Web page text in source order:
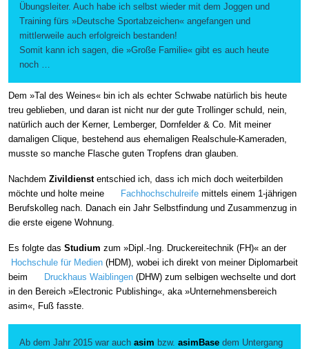
Übungsleiter. Auch habe ich selbst wieder mit dem Joggen und
Training fürs »Deutsche Sportabzeichen« angefangen und
mittlerweile auch erfolgreich bestanden!
Somit kann ich sagen, die »Große Familie« gibt es auch heute
noch …
Dem »Tal des Weines« bin ich als echter Schwabe natürlich bis heute
treu geblieben, und daran ist nicht nur der gute Trollinger schuld, nein,
natürlich auch der Kerner, Lemberger, Dornfelder & Co. Mit meiner
damaligen Clique, bestehend aus ehemaligen Realschule-Kameraden,
musste so manche Flasche guten Tropfens dran glauben.
Nachdem Zivildienstentschied ich, dass ich mich doch weiterbilden
möchte und holte meine
Fachhochschulreife mittels einem 1-jährigen
Berufskolleg nach. Danach ein Jahr Selbstfindung und Zusammenzug in
die erste eigene Wohnung.
Es folgte das Studium zum »Dipl.-Ing. Druckereitechnik (FH)« an der
Hochschule für Medien (HDM), wobei ich direkt von meiner Diplomarbeit
beim
Druckhaus Waiblingen (DHW) zum selbigen wechselte und dort
in den Bereich »Electronic Publishing«, aka »Unternehmensbereich
asim«, Fuß fasste.
Ab dem Jahr 2015 war auch asim bzw. asimBase dem Untergang